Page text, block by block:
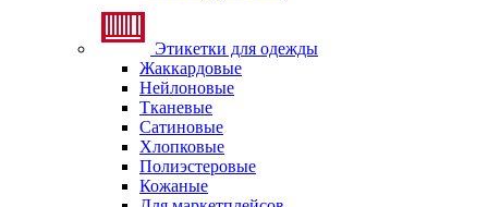
Этикетки для одежды
Жаккардовые
Нейлоновые
Тканевые
Сатиновые
Хлопковые
Полиэстеровые
Кожаные